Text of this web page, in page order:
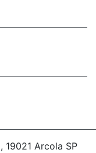
19021 Arcola SP